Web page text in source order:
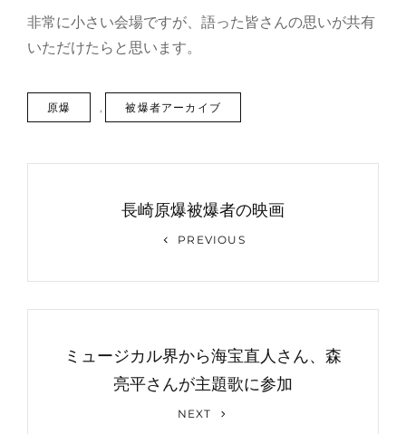
非常に小さい会場ですが、語った皆さんの思いが共有
いただけたらと思います。
TAGS原爆 , 被爆者アーカイブ
ゲ
長崎原爆被爆者の映画
PREVIOUS
ミュージカル界から海宝直人さん、森
亮平さんが主題歌に参加
NEXT